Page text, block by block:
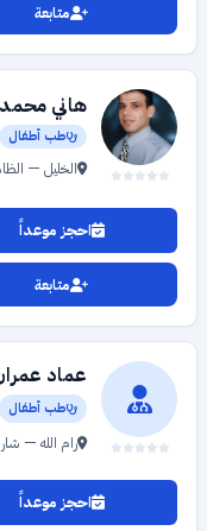
متابعة
هاني
طب أطفال
الخليل —
احجز موعداً
متابعة
عماد
طب أطفال
رام الله —
احجز موعداً